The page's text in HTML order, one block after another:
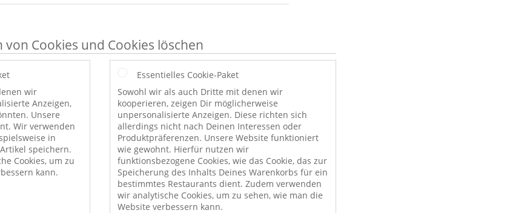
Cookies und Cookies löschen
wir
Anzeigen,
Unsere
Wir verwenden
in
speichern.
Cookies, um zu
kann.
Essentielles Cookie-Paket
Sowohl wir als auch Dritte mit denen wir
kooperieren, zeigen Dir möglicherweise
unpersonalisierte Anzeigen. Diese richten sich
allerdings nicht nach Deinen Interessen oder
Produktpräferenzen. Unsere Website funktioniert
wie gewohnt. Hierfür nutzen wir
funktionsbezogene Cookies, wie das Cookie, das zur
Speicherung des Inhalts Deines Warenkorbs für ein
bestimmtes Restaurants dient. Zudem verwenden
wir analytische Cookies, um zu sehen, wie man die
Website verbessern kann.